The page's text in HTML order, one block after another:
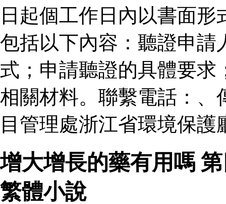
日起個工作日內以書面
包括以下內容：聽證申請
式；申請聽證的具體要求
相關材料。聯繫電話：、
目管理處浙江省環境保護
增大增長的藥有用嗎
繁體小說